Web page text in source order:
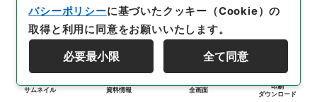
サムネイル 資料情報 全画面
印刷
ダウンロード
バシーポリシーに基づいたクッキー（Cookie）の
取得と利用に同意をお願いいたします。
必要最小限 全て同意